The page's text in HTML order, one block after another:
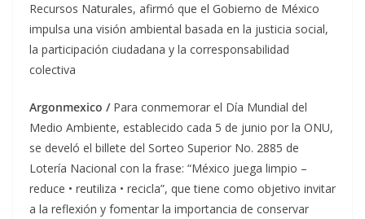
Recursos Naturales, afirmó que el Gobierno de México
impulsa una visión ambiental basada en la justicia social,
la participación ciudadana y la corresponsabilidad
colectiva
Argonmexico / Para conmemorar el Día Mundial del
Medio Ambiente, establecido cada 5 de junio por la ONU,
se develó el billete del Sorteo Superior No. 2885 de
Lotería Nacional con la frase: “México juega limpio –
reduce • reutiliza • recicla”, que tiene como objetivo invitar
a la reflexión y fomentar la importancia de conservar